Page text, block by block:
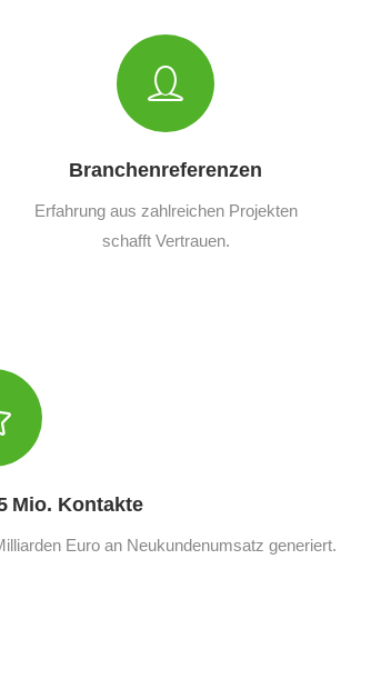
Branchenreferenzen
Erfahrung aus zahlreichen Projekten
schafft Vertrauen.
Mio. Kontakte
Euro an Neukundenumsatz generiert.